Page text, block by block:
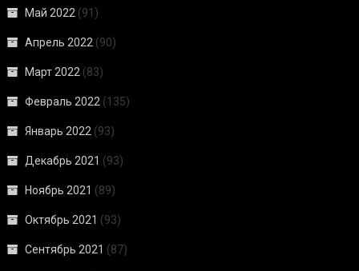
Май 2022 (91)
Апрель 2022 (90)
Март 2022 (83)
Февраль 2022 (135)
Январь 2022 (93)
Декабрь 2021 (93)
Ноябрь 2021 (89)
Октябрь 2021 (93)
Сентябрь 2021 (87)